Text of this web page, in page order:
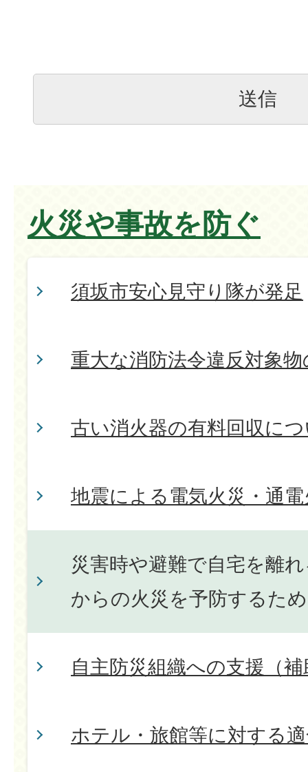
火災や事故を防ぐ
須坂市安心見守り隊が発足
重大な消防法令違反対象
古い消火器の有料回収に
地震による電気火災・通
災害時や避難で自宅を離
からの火災を予防するた
自主防災組織への支援（
ホテル・旅館等に対する